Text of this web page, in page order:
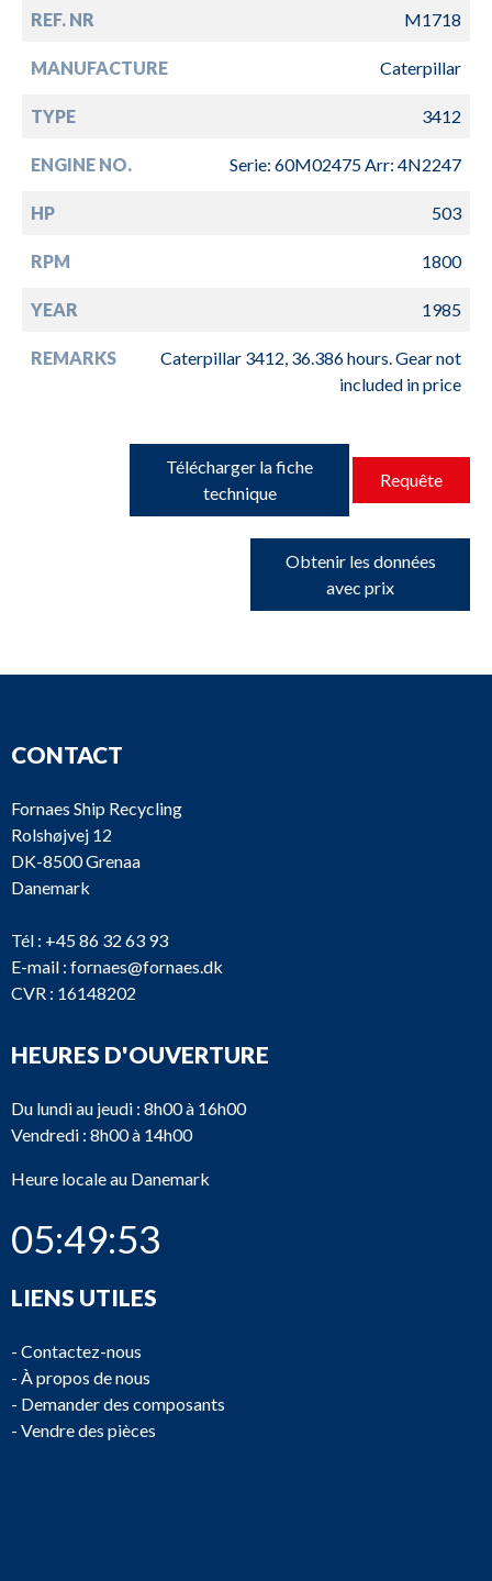
REF. NR M1718
MANUFACTURE Caterpillar
TYPE 3412
ENGINE NO. Serie: 60M02475 Arr: 4N2247
HP 503
RPM 1800
YEAR 1985
REMARKS
Caterpillar 3412, 36.386 hours. Gear not
included in price
Télécharger la fiche
technique
Requête
Obtenir les données
avec prix
CONTACT
Fornaes Ship Recycling
Rolshøjvej 12
DK-8500 Grenaa
Danemark
Tél : +45 86 32 63 93
E-mail : fornaes@fornaes.dk
CVR : 16148202
HEURES D'OUVERTURE
Du lundi au jeudi : 8h00 à 16h00
Vendredi : 8h00 à 14h00
Heure locale au Danemark
05:49:53
LIENS UTILES
- Contactez-nous
- À propos de nous
- Demander des composants
- Vendre des pièces